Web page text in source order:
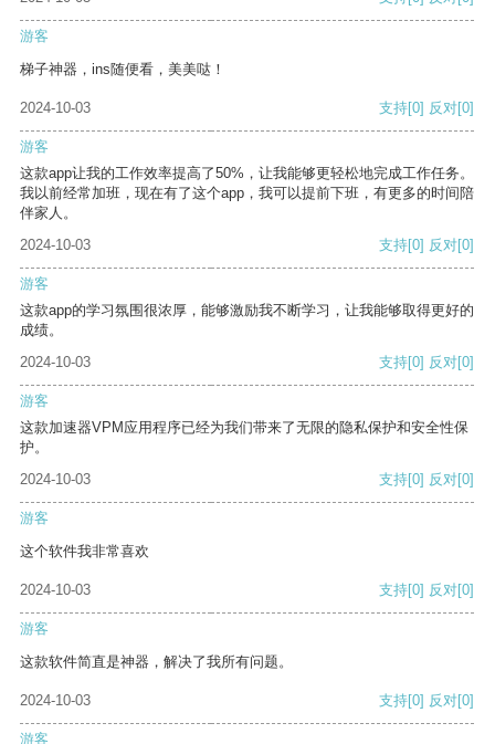
游客
梯子神器，ins随便看，美美哒！
2024-10-03 支持[0] 反对[0]
游客
这款app让我的工作效率提高了50%，让我能够更轻松地完成工作任务。
我以前经常加班，现在有了这个app，我可以提前下班，有更多的时间陪
伴家人。
2024-10-03
支持[0] 反对[0]
游客
这款app的学习氛围很浓厚，能够激励我不断学习，让我能够取得更好的
成绩。
2024-10-03
支持[0] 反对[0]
游客
这款加速器VPM应用程序已经为我们带来了无限的隐私保护和安全性保
护。
2024-10-03
支持[0] 反对[0]
游客
这个软件我非常喜欢
2024-10-03 支持[0] 反对[0]
游客
这款软件简直是神器，解决了我所有问题。
2024-10-03 支持[0] 反对[0]
游客